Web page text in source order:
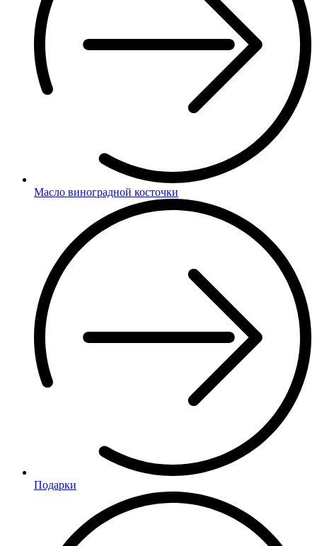
Масло виноградной косточки
Подарки